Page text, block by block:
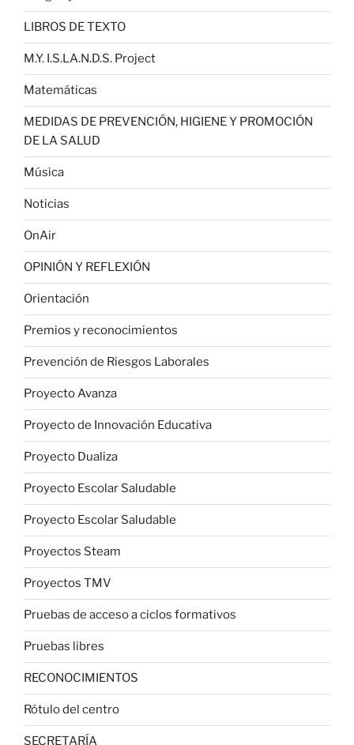
LIBROS DE TEXTO
M.Y. I.S.LA.N.D.S. Project
Matemáticas
MEDIDAS DE PREVENCIÓN, HIGIENE Y PROMOCIÓN
DE LA SALUD
Música
Noticias
OnAir
OPINIÓN Y REFLEXIÓN
Orientación
Premios y reconocimientos
Prevención de Riesgos Laborales
Proyecto Avanza
Proyecto de Innovación Educativa
Proyecto Dualiza
Proyecto Escolar Saludable
Proyecto Escolar Saludable
Proyectos Steam
Proyectos TMV
Pruebas de acceso a ciclos formativos
Pruebas libres
RECONOCIMIENTOS
Rótulo del centro
SECRETARÍA